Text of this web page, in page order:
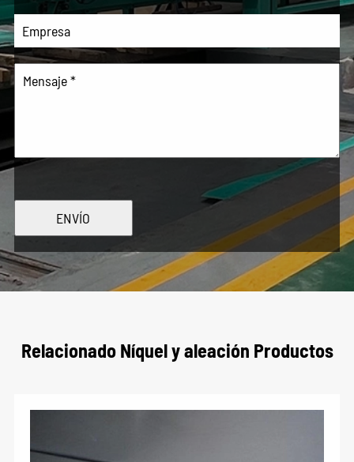
ENVÍO
Relacionado Níquel y aleación Productos